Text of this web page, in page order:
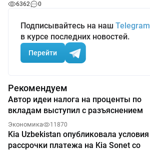
6362 0
Подписывайтесь на наш Telegram
в курсе последних новостей.
Перейти
Рекомендуем
Автор идеи налога на проценты по
вкладам выступил с разъяснением
Экономика 11870
Kia Uzbekistan опубликовала условия
рассрочки платежа на Kia Sonet со